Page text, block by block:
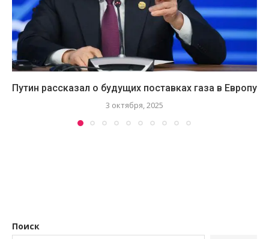
Путин рассказал о будущих поставках газа в Европу
3 октября, 2025
Поиск